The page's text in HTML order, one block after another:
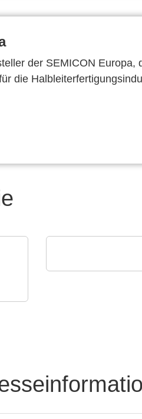
der SEMICON Europa,
die